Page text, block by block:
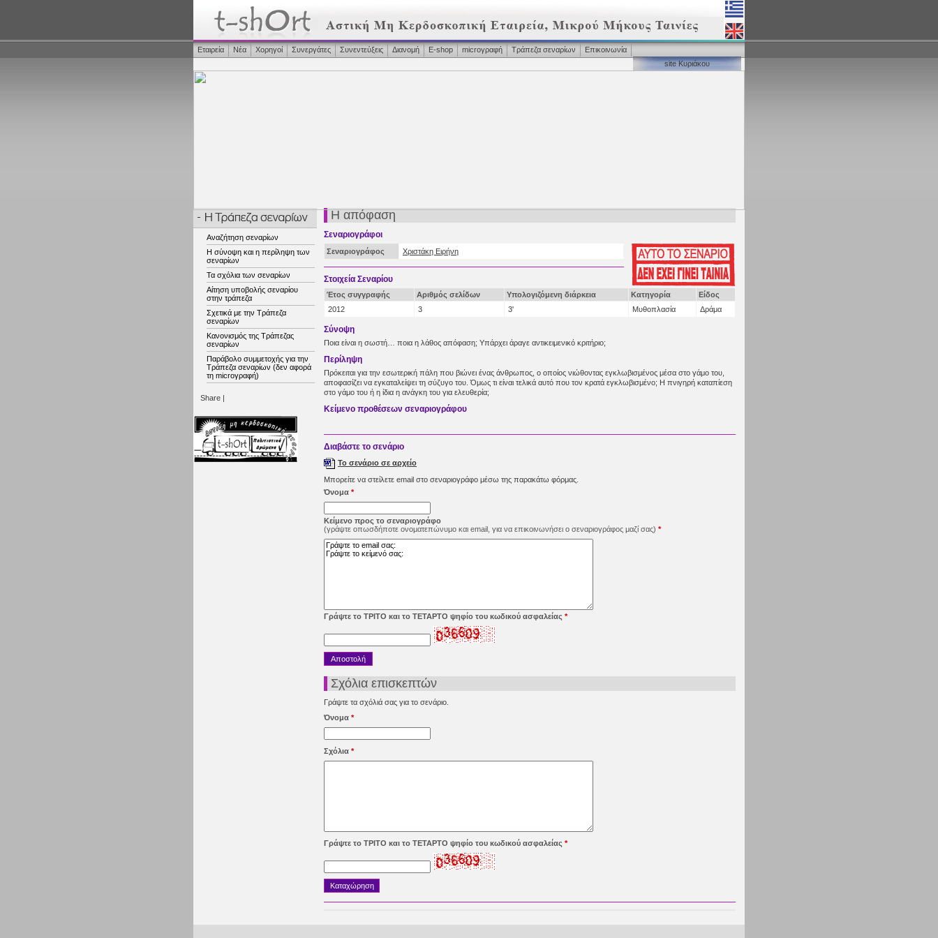
Εταιρεία Νέα Χορηγοί Συνεργάτες Συνεντεύξεις Διανομή Ε-shop microγραφή Τράπεζα σεναρίων
Επικοινωνία
site Κυριάκου
Αναζήτηση σεναρίων
Η σύνοψη και η περίληψη των
σεναρίων
Τα σχόλια των σεναρίων
Αίτηση υποβολής σεναρίου
στην τράπεζα
Σχετικά με την Τράπεζα
σεναρίων
Κανονισμός της Τράπεζας
σεναρίων
Παράβολο συμμετοχής για την
Τράπεζα σεναρίων (δεν αφορά
τη microγραφή)
Share |
Η απόφαση
Σεναριογράφοι
Σεναριογράφος Χριστάκη Ειρήνη
Στοιχεία Σεναρίου
Έτος συγγραφής Αριθμός σελίδων Υπολογιζόμενη διάρκεια Κατηγορία
Είδος
2012
3 3' Μυθοπλασία Δράμα
Σύνοψη
Ποια είναι η σωστή… ποια η λάθος απόφαση; Υπάρχει άραγε αντικειμενικό κριτήριο;
Περίληψη
Πρόκειται για την εσωτερική πάλη που βιώνει ένας άνθρωπος, ο οποίος νιώθοντας εγκλωβισμένος μέσα στο γάμο του,
αποφασίζει να εγκαταλείψει τη σύζυγο του. Όμως τι είναι τελικά αυτό που τον κρατά εγκλωβισμένο; Η πνιγηρή καταπίεση
στο γάμο του ή η ίδια η ανάγκη του για ελευθερία;
Κείμενο προθέσεων σεναριογράφου
Διαβάστε τo σενάριo
Το σενάριο σε αρχείο
Μπορείτε να στείλετε email στο σεναριογράφο μέσω της παρακάτω φόρμας.
Όνομα *
Κείμενο προς το σεναριογράφο
(γράψτε οπωσδήποτε ονοματεπώνυμο και email, για να επικοινωνήσει ο σεναριογράφος μαζί σας) *
Γράψτε το ΤΡΙΤΟ και το ΤΕΤΑΡΤΟ ψηφίο του κωδικού ασφαλείας *
Σχόλια επισκεπτών
Γράψτε τα σχόλιά σας για το σενάριο.
Όνομα *
Σχόλια *
Γράψτε το ΤΡΙΤΟ και το ΤΕΤΑΡΤΟ ψηφίο του κωδικού ασφαλείας *